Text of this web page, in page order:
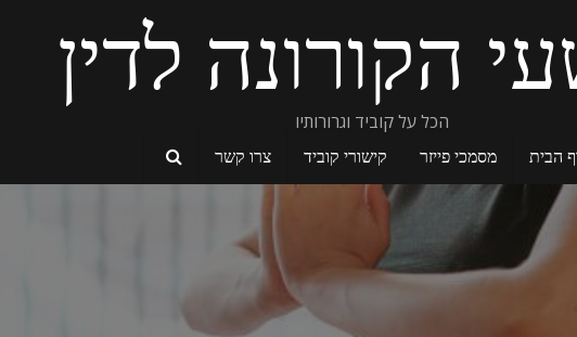
הקורונה לדין
הכל על קוביד וגרורותיו
הבית מסמכי פייזר קישורי קוביד צרו קשר